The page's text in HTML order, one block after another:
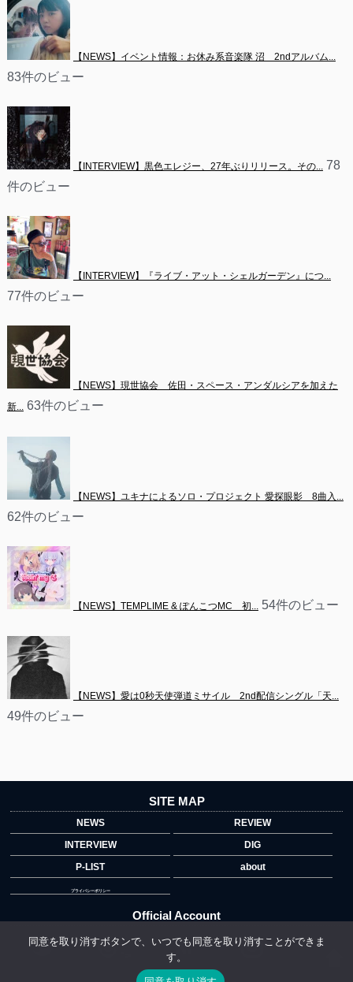
【NEWS】イベント情報：お休み系音楽隊 沼　2ndアルバム...
83件のビュー
【INTERVIEW】黒色エレジー、27年ぶりリリース。その... 78
件のビュー
【INTERVIEW】『ライブ・アット・シェルガーデン』につ...
77件のビュー
【NEWS】現世協会　佐田・スペース・アンダルシアを加えた
新... 63件のビュー
【NEWS】ユキナによるソロ・プロジェクト 愛探眼影　8曲入...
62件のビュー
【NEWS】TEMPLIME & ぽんこつMC　初... 54件のビュー
【NEWS】愛は0秒天使弾道ミサイル　2nd配信シングル「天...
49件のビュー
SITE MAP
NEWS
REVIEW
INTERVIEW
DIG
P-LIST
about
プライバシーポリシー
Official Account
同意を取り消すボタンで、いつでも同意を取り消すことができま
す。